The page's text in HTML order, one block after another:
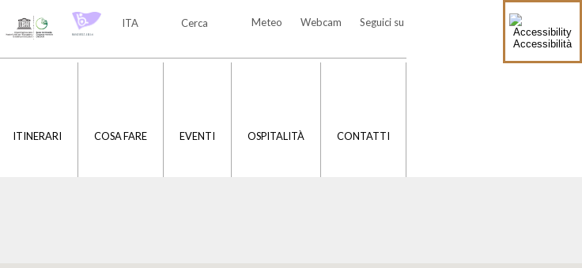
Accessibilità
Seguici su
Webcam
Meteo
Cerca
ITA
ITINERARI COSA FARE EVENTI OSPITALITÀ CONTATTI